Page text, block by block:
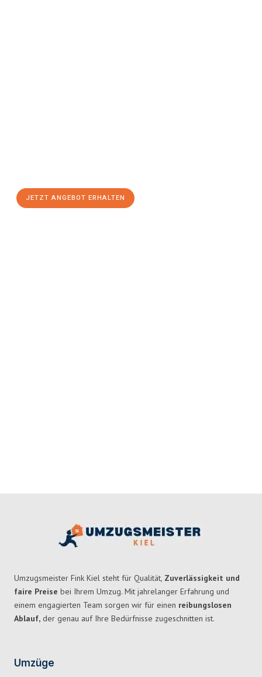
JETZT ANGEBOT ERHALTEN
Umzugsmeister Fink Kiel steht für Qualität, Zuverlässigkeit und
faire Preise bei Ihrem Umzug. Mit jahrelanger Erfahrung und
einem engagierten Team sorgen wir für einen reibungslosen
Ablauf, der genau auf Ihre Bedürfnisse zugeschnitten ist.
Umzüge